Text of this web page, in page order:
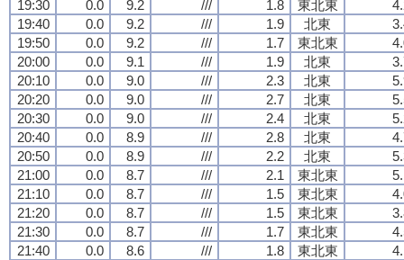
19:30
0.0 9.2 /// 1.8 東北東
19:40
0.0 9.2 /// 1.9 北東
19:50
0.0 9.2 /// 1.7 東北東
20:00
0.0 9.1 /// 1.9 北東
20:10
0.0 9.0 /// 2.3 北東
20:20
0.0 9.0 /// 2.7 北東
20:30
0.0 9.0 /// 2.4 北東
20:40
0.0 8.9 /// 2.8 北東
20:50
0.0 8.9 /// 2.2 北東
21:00
0.0 8.7 /// 2.1 東北東
21:10
0.0 8.7 /// 1.5 東北東
21:20
0.0 8.7 /// 1.5 東北東
21:30
0.0 8.7 /// 1.7 東北東
21:40
0.0 8.6 /// 1.8 東北東